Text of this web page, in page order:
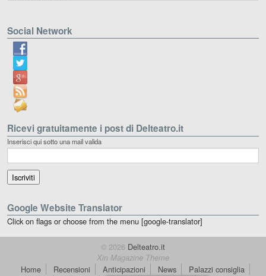
Social Network
Ricevi gratuitamente i post di Delteatro.it
Inserisci qui sotto una mail valida
Google Website Translator
Click on flags or choose from the menu [google-translator]
© 2026 Delteatro.it
Xin Magazine Theme
Home Recensioni Anticipazioni News
Palazzi consiglia